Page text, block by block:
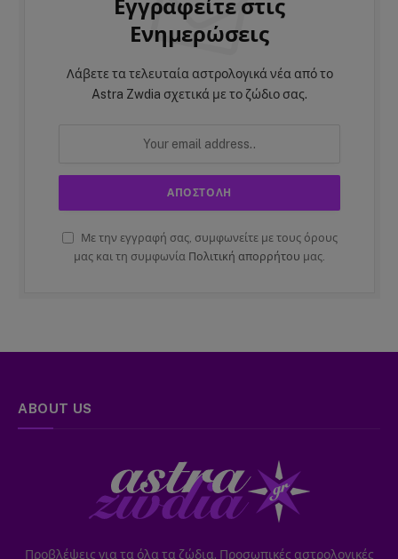
Εγγραφείτε στις
Ενημερώσεις
Λάβετε τα τελευταία αστρολογικά νέα από το
Astra Zwdia σχετικά με το ζώδιο σας.
Με την εγγραφή σας, συμφωνείτε με τους όρους
μας και τη συμφωνία Πολιτική απορρήτου μας.
ABOUT US
Προβλέψεις για τα όλα τα ζώδια. Προσωπικές αστρολογικές